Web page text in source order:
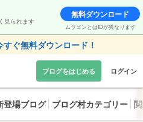
見られます
無料ダウンロード
ムラゴンとはIDが異なります
ぐ無料ダウンロード！
ブログをはじめる ログイン
登場ブログ ブログ村カテゴリー